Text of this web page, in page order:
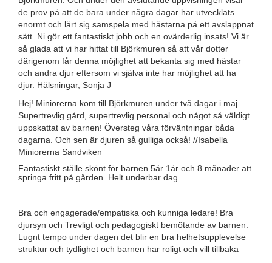
de prov på att de bara under några dagar har utvecklats
enormt och lärt sig samspela med hästarna på ett avslappnat
sätt. Ni gör ett fantastiskt jobb och en ovärderlig insats! Vi är
så glada att vi har hittat till Björkmuren så att vår dotter
därigenom får denna möjlighet att bekanta sig med hästar
och andra djur eftersom vi själva inte har möjlighet att ha
djur. Hälsningar, Sonja J
Hej! Miniorerna kom till Björkmuren under två dagar i maj.
Supertrevlig gård, supertrevlig personal och något så väldigt
uppskattat av barnen! Översteg våra förväntningar båda
dagarna. Och sen är djuren så gulliga också! //Isabella
Miniorerna Sandviken
Fantastiskt ställe skönt för barnen 5år 1år och 8 månader att
springa fritt på gården. Helt underbar dag
Bra och engagerade/empatiska och kunniga ledare! Bra
djursyn och Trevligt och pedagogiskt bemötande av barnen.
Lugnt tempo under dagen det blir en bra helhetsupplevelse
struktur och tydlighet och barnen har roligt och vill tillbaka